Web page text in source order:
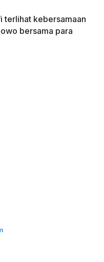
terlihat kebersamaan
bersama para